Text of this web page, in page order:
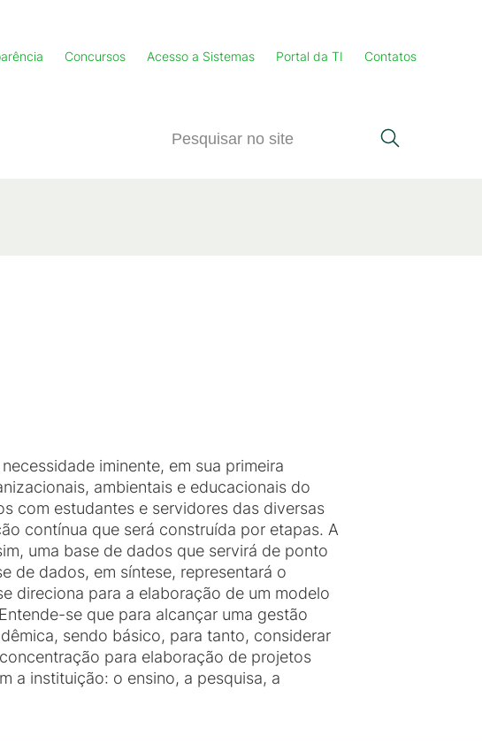
Concursos Acesso a Sistemas Portal da TI Contatos
iminente, em sua primeira
ambientais e educacionais do
com estudantes e servidores das diversas
contínua que será construída por etapas. A
uma base de dados que servirá de ponto
de dados, em síntese, representará o
direciona para a elaboração de um modelo
se que para alcançar uma gestão
sendo básico, para tanto, considerar
para elaboração de projetos
a instituição: o ensino, a pesquisa, a